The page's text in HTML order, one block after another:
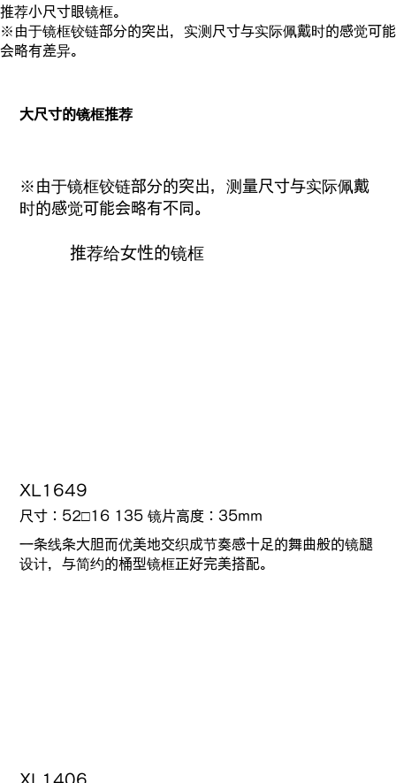
推荐小尺寸眼镜框。
※由于镜框铰链部分的突出，实测尺寸与实际佩戴时的感觉可能
会略有差异。
大尺寸的镜框推荐
※由于镜框铰链部分的突出，测量尺寸与实际佩戴
时的感觉可能会略有不同。
推荐给女性的镜框
XL1649
尺寸：52□16 135 镜片高度：35mm
一条线条大胆而优美地交织成节奏感十足的舞曲般的镜腿
设计，与简约的桶型镜框正好完美搭配。
XL1406